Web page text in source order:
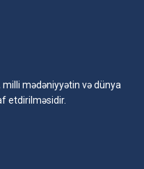
mədəniyyətin və dünya
etdirilməsidir.